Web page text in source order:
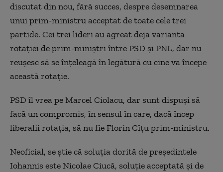
discutat din nou, fără succes, despre desemnarea
unui prim-ministru acceptat de toate cele trei
partide. Cei trei lideri au agreat deja varianta
rotației de prim-miniștri între PSD și PNL, dar nu
reușesc să se înțeleagă în legătură cu cine va începe
această rotație.
PSD îl vrea pe Marcel Ciolacu, dar sunt dispuși să
facă un compromis, în sensul în care, dacă încep
liberalii rotația, să nu fie Florin Cîțu prim-ministru.
Neoficial, se știe că soluția dorită de președintele
Iohannis este Nicolae Ciucă, soluție acceptată și de